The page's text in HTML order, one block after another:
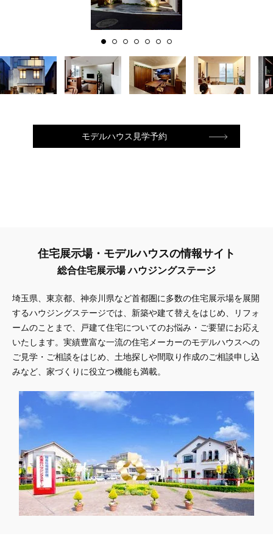
モデルハウス見学予約
住宅展示場・モデルハウスの情報サイト
総合住宅展示場 ハウジングステージ
埼玉県、東京都、神奈川県など首都圏に多数の住宅展示場を展開
するハウジングステージでは、新築や建て替えをはじめ、リフォ
ームのことまで、戸建て住宅についてのお悩み・ご要望にお応え
いたします。実績豊富な一流の住宅メーカーのモデルハウスへの
ご見学・ご相談をはじめ、土地探しや間取り作成のご相談申し込
みなど、家づくりに役立つ機能も満載。